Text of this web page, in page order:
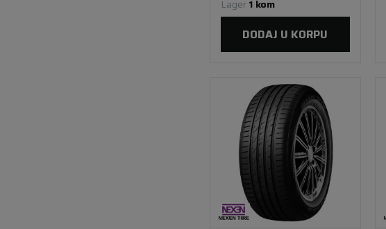
Lager 1 kom
DODAJ U KORPU